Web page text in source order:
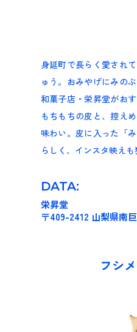
身延町で長らく愛され
ゅう。おみやげにみの
和菓子店・栄昇堂がお
もちもちの皮と、控え
味わい。皮に入った「
らしく、インスタ映えも
DATA:
栄昇堂
〒409-2412 山梨県南
フシ